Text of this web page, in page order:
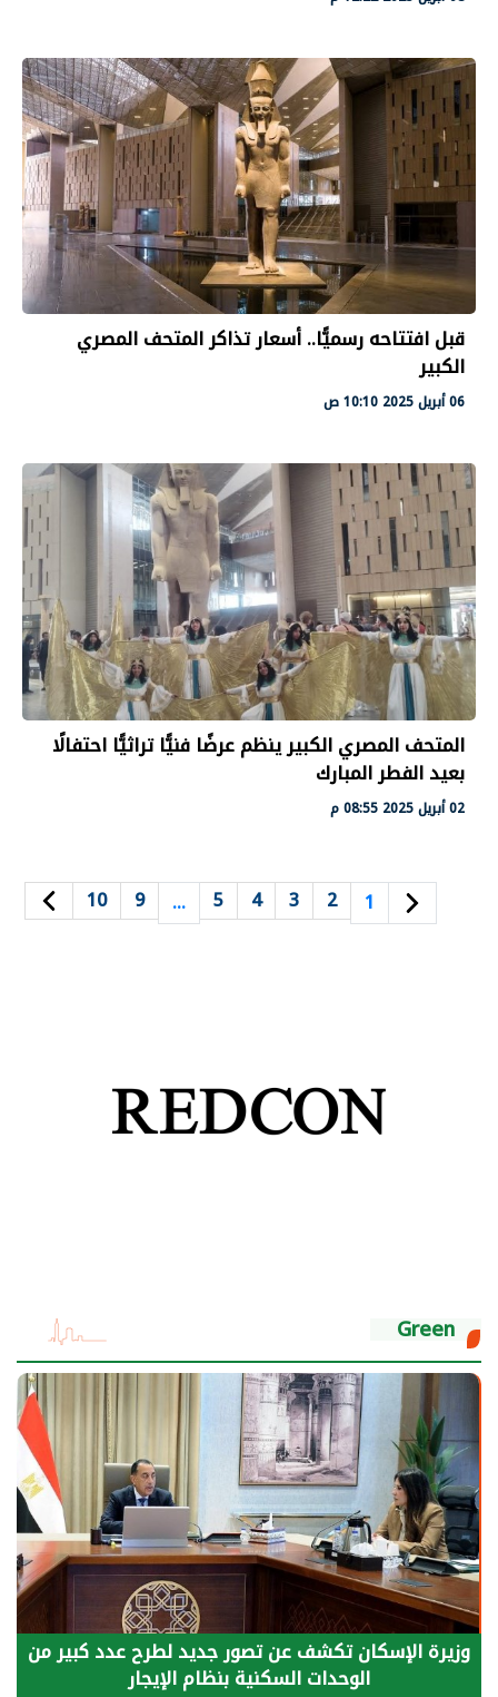
قبل افتتاحه رسميًّا.. أسعار تذاكر المتحف المصري
الكبير
06 أبريل 2025 10:10 ص
المتحف المصري الكبير ينظم عرضًا فنيًّا تراثيًّا احتفالًا
بعيد الفطر المبارك
02 أبريل 2025 08:55 م
1
2
3
4
5
…
9
10
Green
الرئيس السيسي: توقف الأنشطة في قطاع الطاقة
يحتاج إلى سنوات لعودة معدلات الإنتاج الطبيعية